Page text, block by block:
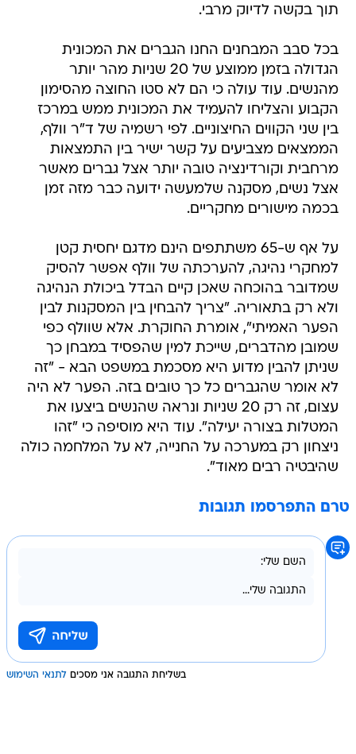
תוך בקשה לדיוק מרבי.
בכל סבב המבחנים החנו הגברים את המכונית
הגדולה בזמן ממוצע של 20 שניות מהר יותר
מהנשים. עוד עולה כי הם לא סטו החוצה מהסימון
הקבוע והצליחו להעמיד את המכונית ממש במרכז
בין שני הקווים החיצוניים. לפי רשמיה של ד"ר וולף,
הממצאים מצביעים על קשר ישיר בין התמצאות
מרחבית וקורדינציה טובה יותר אצל גברים מאשר
אצל נשים, מסקנה שלמעשה ידועה כבר מזה זמן
בכמה מישורים מחקריים.
על אף ש-65 משתתפים הינם מדגם יחסית קטן
למחקרי נהיגה, להערכתה של וולף אפשר להסיק
שמדובר בהוכחה שאכן קיים הבדל ביכולת הנהיגה
ולא רק בתאוריה. "צריך להבחין בין המסקנות לבין
הפער האמיתי", אומרת החוקרת. אלא שוולף כפי
שמובן מהדברים, שייכת למין שהפסיד במבחן כך
שניתן להבין מדוע היא מסכמת במשפט הבא - "זה
לא אומר שהגברים כל כך טובים בזה. הפער לא היה
עצום, זה רק 20 שניות ונראה שהנשים ביצעו את
המטלות בצורה יעילה". עוד היא מוסיפה כי "זהו
ניצחון רק במערכה על החנייה, לא על המלחמה כולה
שהיבטיה רבים מאוד".
טרם התפרסמו תגובות
בשליחת התגובה אני מסכים לתנאי השימוש